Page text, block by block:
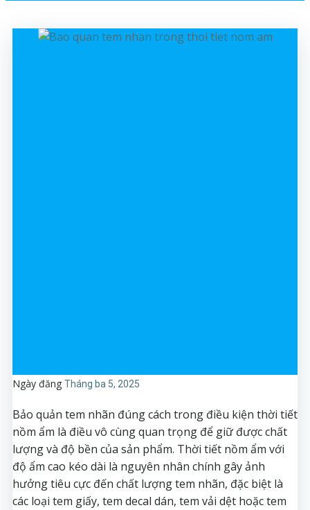
Ngày đăng Tháng ba 5, 2025
Bảo quản tem nhãn đúng cách trong điều kiện thời tiết
nồm ẩm là điều vô cùng quan trọng để giữ được chất
lượng và độ bền của sản phẩm. Thời tiết nồm ẩm với
độ ẩm cao kéo dài là nguyên nhân chính gây ảnh
hưởng tiêu cực đến chất lượng tem nhãn, đặc biệt là
các loại tem giấy, tem decal dán, tem vải dệt hoặc tem